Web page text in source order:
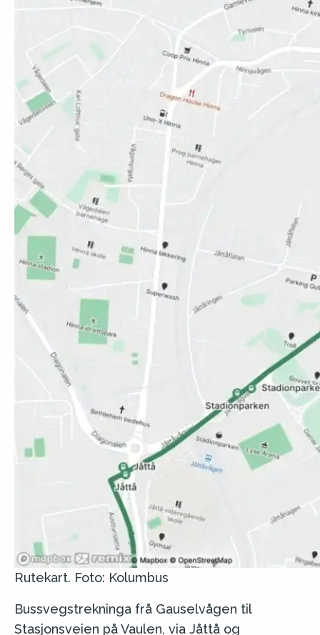
Rutekart. Foto: Kolumbus
Bussvegstrekninga frå Gauselvågen til
Stasjonsveien på Vaulen, via Jåttå og